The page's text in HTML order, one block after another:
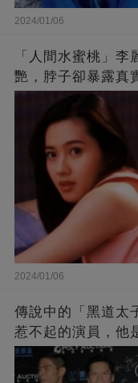
2024/01/06
「人間水蜜桃」
艷，脖子卻暴露真
幕，竟是因為「玉
2024/01/06
傳說中的「黑道太
惹不起的演員，他